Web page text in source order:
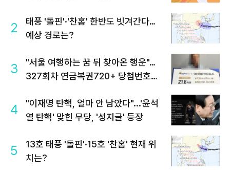
2
태풍 '돌핀'·'찬홈' 한반도 빗겨간다…
예상 경로는?
3
"서울 여행하는 꿈 뒤 찾아온 행운"…
327회차 연금복권720+ 당첨번호조
4
"이재명 탄핵, 얼마 안 남았다"...'윤석
열 탄핵' 맞힌 무당, '성지글' 등장
5
13호 태풍 '돌핀'·15호 '찬홈' 현재 위
치는?